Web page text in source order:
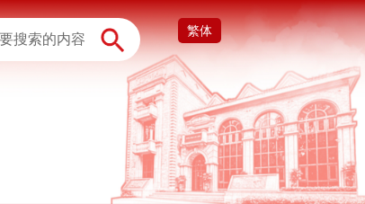
繁体